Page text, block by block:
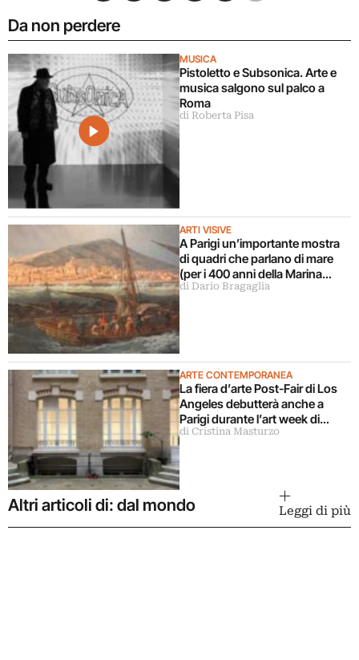
Da non perdere
MUSICA
Pistoletto e Subsonica. Arte e
musica salgono sul palco a
Roma
di Roberta Pisa
ARTI VISIVE
A Parigi un’importante mostra
di quadri che parlano di mare
(per i 400 anni della Marina
Francese)
di Dario Bragaglia
ARTE CONTEMPORANEA
La fiera d’arte Post-Fair di Los
Angeles debutterà anche a
Parigi durante l’art week di
ottobre 2026
di Cristina Masturzo
Altri articoli di: dal mondo Leggi di più